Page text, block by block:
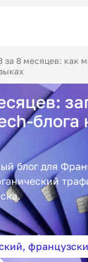
за 8 месяцев: как
блога
блог для